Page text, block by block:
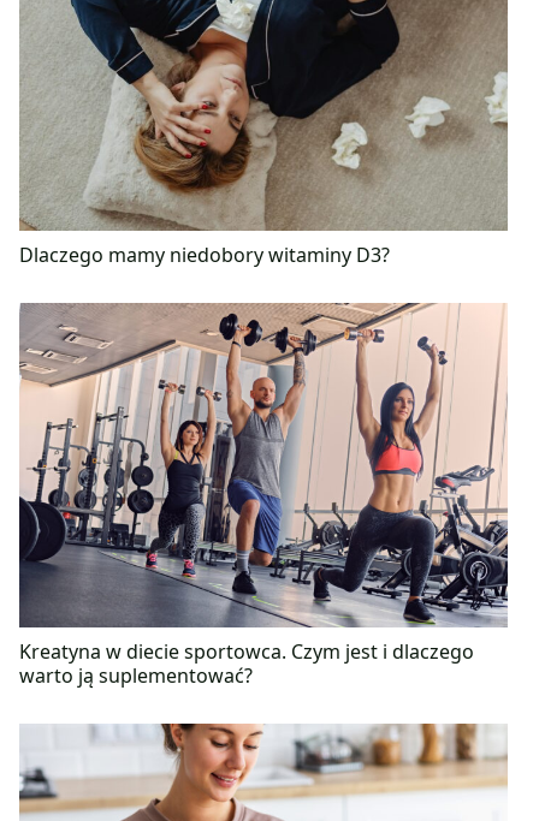
Dlaczego mamy niedobory witaminy D3?
Kreatyna w diecie sportowca. Czym jest i dlaczego
warto ją suplementować?